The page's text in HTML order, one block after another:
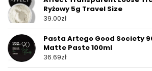
Ryżowy 5g Travel Size
39.00zł
Pasta Artego Good Society
Matte Paste 100ml
36.69zł